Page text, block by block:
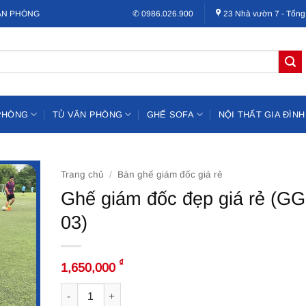
PHÒNG ✆ 0986.026.900 23 Nhà vườn 7 -
TỦ VĂN PHÒNG GHẾ SOFA NỘI THẤT GIA ĐÌNH
Trang chủ / Bàn ghế giám đốc giá rẻ
Ghế giám đốc đẹp giá rẻ
03)
1,650,000 ₫